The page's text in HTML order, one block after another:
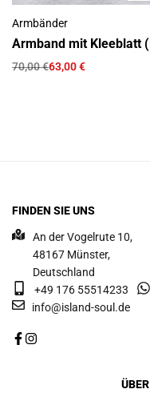
Armbänder
Armband mit Kleeblatt
70,00€63,00€
FINDEN SIE UNS
An der Vogelrute 10,
48167 Münster,
Deutschland
+49 176 55514233
info@island-soul.de